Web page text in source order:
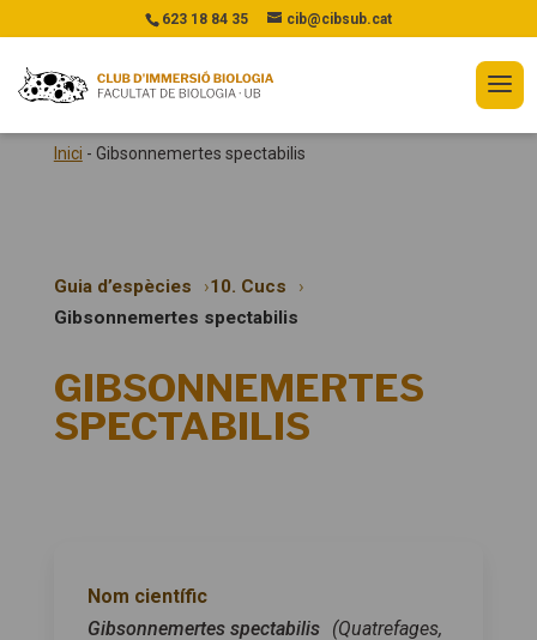
623 18 84 35 cib@cibsub.cat
Inici - Gibsonnemertes spectabilis
Guia d’espècies
10. Cucs
Gibsonnemertes spectabilis
GIBSONNEMERTES
SPECTABILIS
Nom científic
Gibsonnemertes spectabilis (Quatrefages,